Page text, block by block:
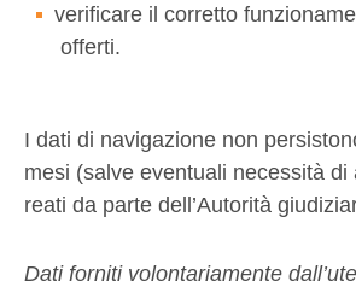
verificare il corretto
offerti.
I dati di navigazione non
mesi (salve eventuali necessità di
reati da parte dell’Autorità
Dati forniti volontariamente